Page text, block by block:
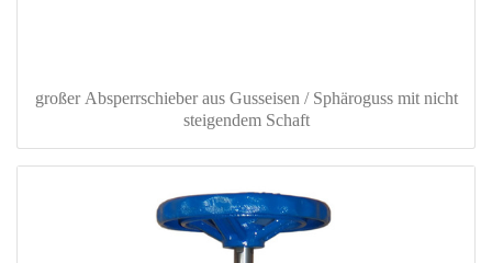
großer Absperrschieber aus Gusseisen / Sphäroguss mit nicht
steigendem Schaft